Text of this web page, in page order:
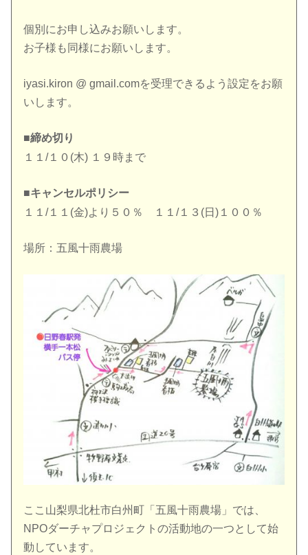
個別にお申し込みお願いします。
お子様も同様にお願いします。
iyasi.kiron @ gmail.comを受理できるよう設定をお願
いします。
■締め切り
１１/１０(木) １９時まで
■キャンセルポリシー
１１/１１(金)より５０％ １１/１３(日)１００％
場所：五風十雨農場
ここ山梨県北杜市白州町「五風十雨農場」では、
NPOダーチャプロジェクトの活動地の一つとして始
動しています。